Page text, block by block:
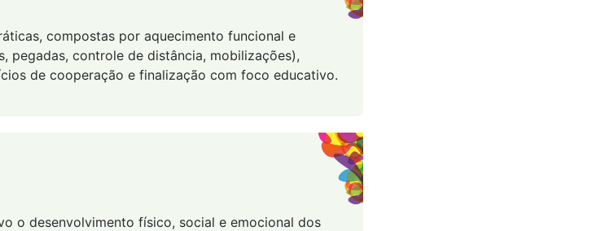
compostas por aquecimento funcional e
pegadas, controle de distância, mobilizações),
de cooperação e finalização com foco educativo.
o desenvolvimento físico, social e emocional dos